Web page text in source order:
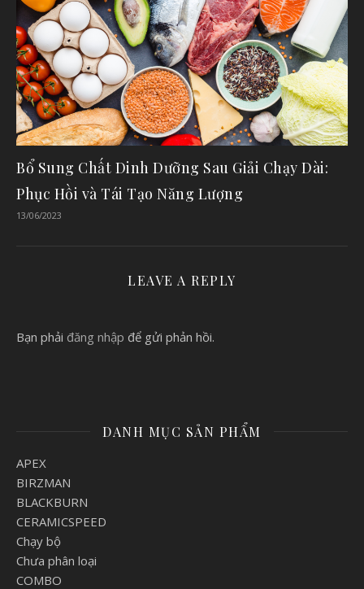
Bổ Sung Chất Dinh Dưỡng Sau Giải Chạy Dài:
Phục Hồi và Tái Tạo Năng Lượng
13/06/2023
LEAVE A REPLY
Bạn phải đăng nhập để gửi phản hồi.
DANH MỤC SẢN PHẨM
APEX
BIRZMAN
BLACKBURN
CERAMICSPEED
Chạy bộ
Chưa phân loại
COMBO